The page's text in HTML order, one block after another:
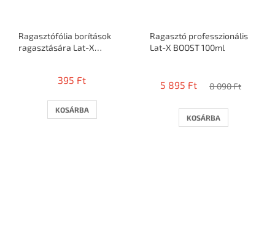
Ragasztófólia borítások
ragasztására Lat-X
395 Ft
KOSÁRBA
Ragasztó professzionális
Lat-X BOOST 100ml
átlagos
5-
ből
5 895 Ft 8 090 Ft
KOSÁRBA